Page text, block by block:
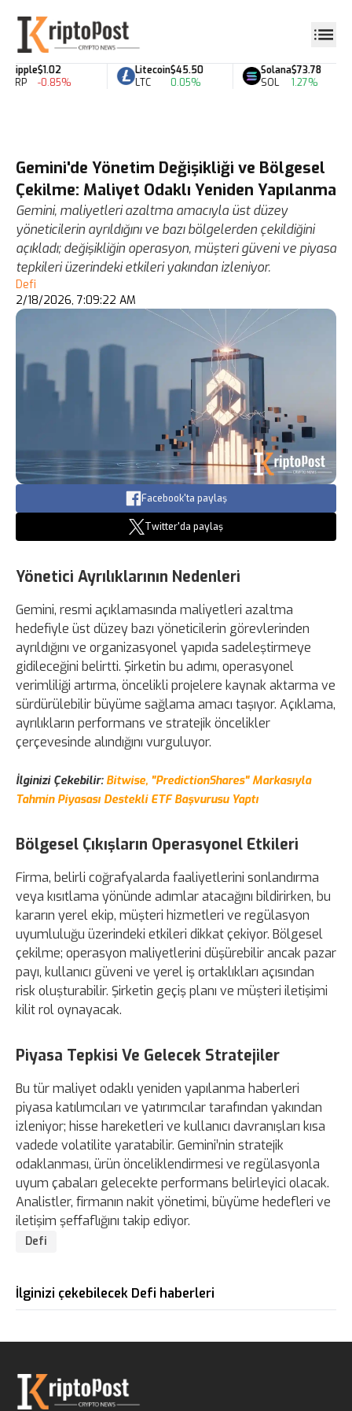
Ripple
XRP
$1.02
-0.85%
Litecoin
LTC
$45.50
0.05%
Solana
SOL
$73.78
1.27%
Gemini'de Yönetim Değişikliği ve Bölgesel
Çekilme: Maliyet Odaklı Yeniden Yapılanma
Gemini, maliyetleri azaltma amacıyla üst düzey
yöneticilerin ayrıldığını ve bazı bölgelerden çekildiğini
açıkladı; değişikliğin operasyon, müşteri güveni ve piyasa
tepkileri üzerindeki etkileri yakından izleniyor.
Defi
2/18/2026, 7:09:22 AM
Facebook'ta paylaş
Twitter'da paylaş
Yönetici Ayrılıklarının Nedenleri
Gemini, resmi açıklamasında maliyetleri azaltma
hedefiyle üst düzey bazı yöneticilerin görevlerinden
ayrıldığını ve organizasyonel yapıda sadeleştirmeye
gidileceğini belirtti. Şirketin bu adımı, operasyonel
verimliliği artırma, öncelikli projelere kaynak aktarma ve
sürdürülebilir büyüme sağlama amacı taşıyor. Açıklama,
ayrılıkların performans ve stratejik öncelikler
çerçevesinde alındığını vurguluyor.
İlginizi Çekebilir: Bitwise, "PredictionShares" Markasıyla
Tahmin Piyasası Destekli ETF Başvurusu Yaptı
Bölgesel Çıkışların Operasyonel Etkileri
Firma, belirli coğrafyalarda faaliyetlerini sonlandırma
veya kısıtlama yönünde adımlar atacağını bildirirken, bu
kararın yerel ekip, müşteri hizmetleri ve regülasyon
uyumluluğu üzerindeki etkileri dikkat çekiyor. Bölgesel
çekilme; operasyon maliyetlerini düşürebilir ancak pazar
payı, kullanıcı güveni ve yerel iş ortaklıkları açısından
risk oluşturabilir. Şirketin geçiş planı ve müşteri iletişimi
kilit rol oynayacak.
Piyasa Tepkisi Ve Gelecek Stratejiler
Bu tür maliyet odaklı yeniden yapılanma haberleri
piyasa katılımcıları ve yatırımcılar tarafından yakından
izleniyor; hisse hareketleri ve kullanıcı davranışları kısa
vadede volatilite yaratabilir. Gemini’nin stratejik
odaklanması, ürün önceliklendirmesi ve regülasyonla
uyum çabaları gelecekte performans belirleyici olacak.
Analistler, firmanın nakit yönetimi, büyüme hedefleri ve
iletişim şeffaflığını takip ediyor.
Defi
İlginizi çekebilecek Defi haberleri